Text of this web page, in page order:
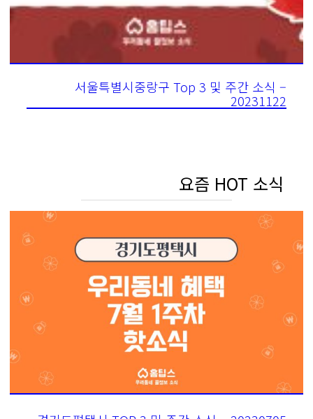
서울특별시중랑구 Top 3 및 주간 소식 –
20231122
요즘 HOT 소식